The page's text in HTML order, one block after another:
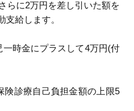
らに2万円を差し引いた額を
給します。
時金にプラスして4万円(付
険診療自己負担金額の上限5